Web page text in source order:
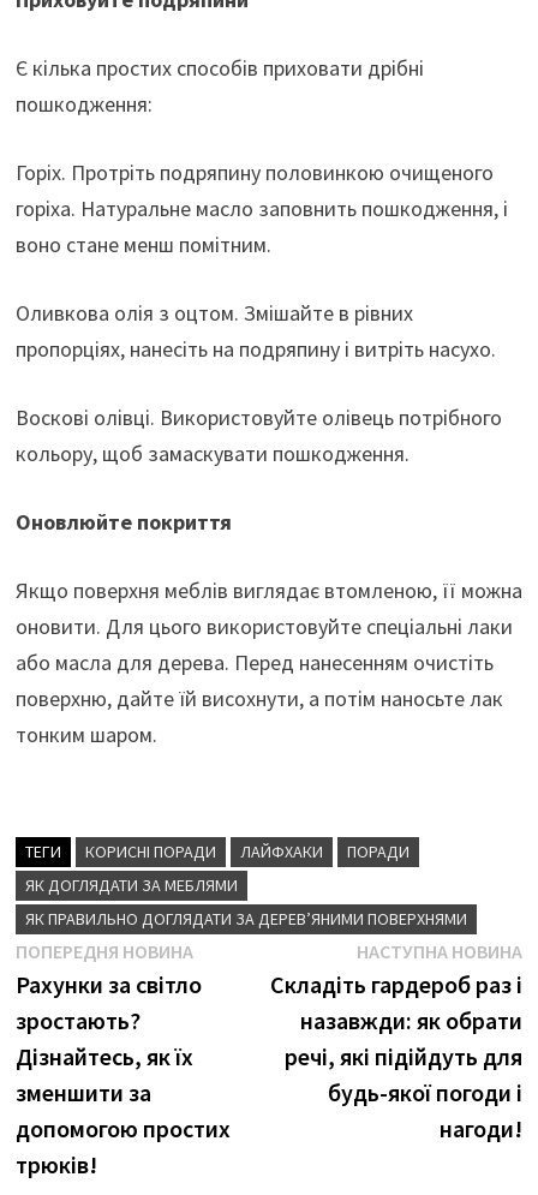
Є кілька простих способів приховати дрібні
пошкодження:
Горіх. Протріть подряпину половинкою очищеного
горіха. Натуральне масло заповнить пошкодження, і
воно стане менш помітним.
Оливкова олія з оцтом. Змішайте в рівних
пропорціях, нанесіть на подряпину і витріть насухо.
Воскові олівці. Використовуйте олівець потрібного
кольору, щоб замаскувати пошкодження.
Оновлюйте покриття
Якщо поверхня меблів виглядає втомленою, її можна
оновити. Для цього використовуйте спеціальні лаки
або масла для дерева. Перед нанесенням очистіть
поверхню, дайте їй висохнути, а потім наносьте лак
тонким шаром.
ТЕГИ КОРИСНІ ПОРАДИ ЛАЙФХАКИ
ПОРАДИ
ЯК ДОГЛЯДАТИ ЗА МЕБЛЯМИ
ЯК ПРАВИЛЬНО ДОГЛЯДАТИ ЗА ДЕРЕВ’ЯНИМИ ПОВЕРХНЯМИ
Навігація
записів
ПОПЕРЕДНЯ НОВИНАПопередня
новина
Рахунки за світло
зростають?
Дізнайтесь, як їх
зменшити за
допомогою простих
трюків!
НАСТУПНА НОВИНА
Складіть гардероб раз і
назавжди: як обрати
речі, які підійдуть для
будь-якої погоди і
нагоди!